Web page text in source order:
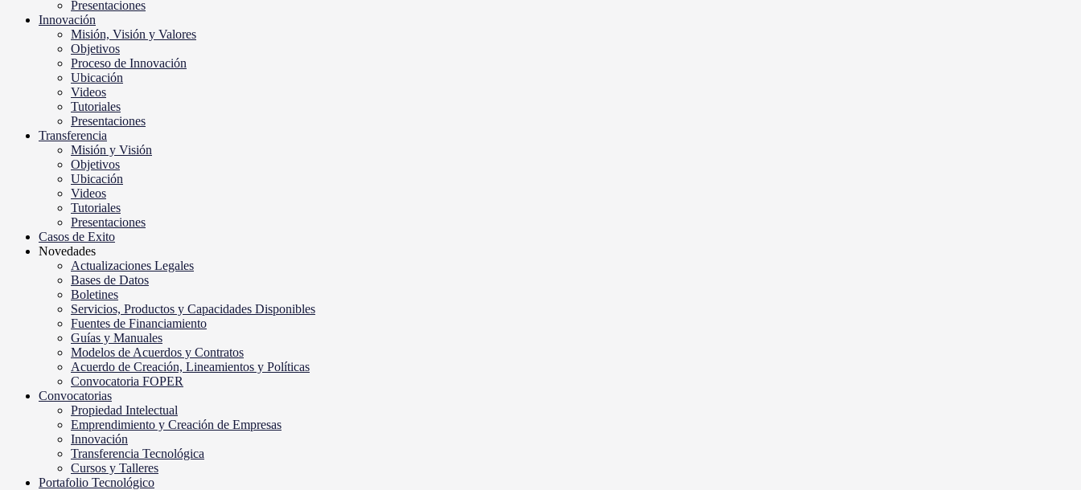
Presentaciones
Innovación
Misión, Visión y Valores
Objetivos
Proceso de Innovación
Ubicación
Videos
Tutoriales
Presentaciones
Transferencia
Misión y Visión
Objetivos
Ubicación
Videos
Tutoriales
Presentaciones
Casos de Exito
Novedades
Actualizaciones Legales
Bases de Datos
Boletines
Servicios, Productos y Capacidades Disponibles
Fuentes de Financiamiento
Guías y Manuales
Modelos de Acuerdos y Contratos
Acuerdo de Creación, Lineamientos y Políticas
Convocatoria FOPER
Convocatorias
Propiedad Intelectual
Emprendimiento y Creación de Empresas
Innovación
Transferencia Tecnológica
Cursos y Talleres
Portafolio Tecnológico